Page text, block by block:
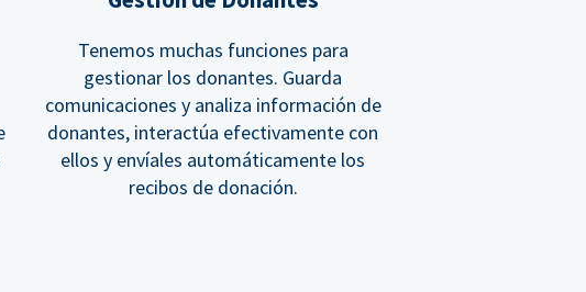
Tenemos muchas funciones para
gestionar los donantes. Guarda
comunicaciones y analiza información de
donantes, interactúa efectivamente con
ellos y envíales automáticamente los
recibos de donación.